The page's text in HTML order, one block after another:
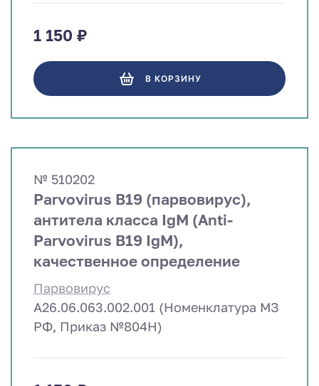
1 150 ₽
В КОРЗИНУ
№ 510202
Parvovirus B19 (парвовирус),
антитела класса IgM (Anti-
Parvovirus B19 IgM),
качественное определение
Парвовирус
A26.06.063.002.001 (Номенклатура МЗ
РФ, Приказ №804Н)